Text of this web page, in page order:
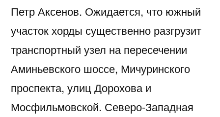
Петр Аксенов. Ожидается, что южный
участок хорды существенно разгрузит
транспортный узел на пересечении
Аминьевского шоссе, Мичуринского
проспекта, улиц Дорохова и
Мосфильмовской. Северо-Западная